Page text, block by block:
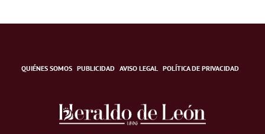
QUIÉNES SOMOS PUBLICIDAD AVISO LEGAL POLÍTICA DE PRIVACIDAD